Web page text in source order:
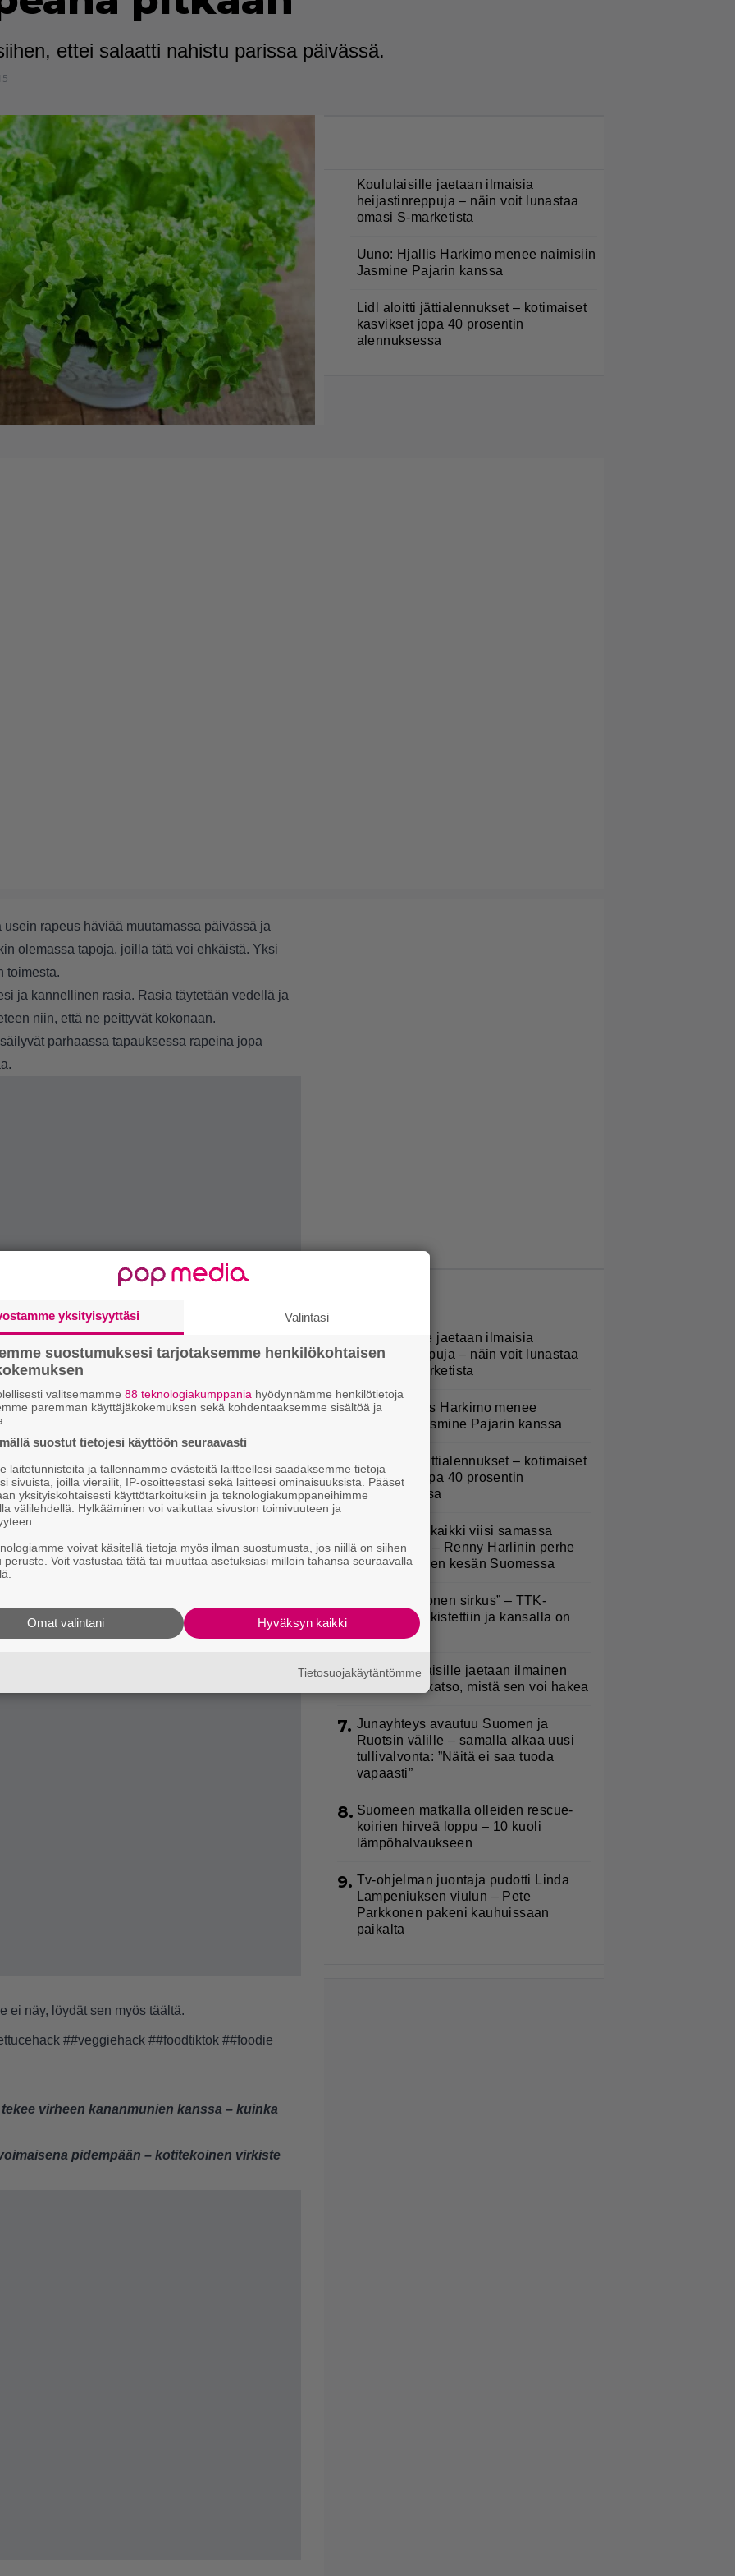
ettei salaatti nahistu parissa päivässä.
Koululaisille jaetaan ilmaisia
heijastinreppuja – näin voit lunastaa
omasi S-marketista
Uuno: Hjallis Harkimo menee naimisiin
Jasmine Pajarin kanssa
Lidl aloitti jättialennukset – kotimaiset
kasvikset jopa 40 prosentin
alennuksessa
rapeus häviää muutamassa päivässä ja
olemassa tapoja, joilla tätä voi ehkäistä. Yksi
toimesta.
ja kannellinen rasia. Rasia täytetään vedellä ja
niin, että ne peittyvät kokonaan.
parhaassa tapauksessa rapeina jopa
vaihtaa joka toinen päivä. Myös talouspaperin
sillä se auttaa kosteutta pysymään purkin
jotka ovat käyttäjän mukaan olleet rasiassa
rapeita. Video onkin saanut innostuneen
ei näy, löydät sen myös täältä.
##veggiehack ##foodtiktok ##foodie
virheen kananmunien kanssa – kuinka
pidempään – kotitekoinen virkiste
Koululaisille jaetaan ilmaisia
heijastinreppuja – näin voit lunastaa
omasi S-marketista
2. Uuno: Hjallis Harkimo menee
naimisiin Jasmine Pajarin kanssa
3.
Lidl aloitti jättialennukset – kotimaiset
kasvikset jopa 40 prosentin
alennuksessa
”Nukuimme kaikki viisi samassa
huoneessa” – Renny Harlinin perhe
vietti unelmien kesän Suomessa
5.
”Että semmonen sirkus” – TTK-
kilpailijat julkistettiin ja kansalla on
sanottavaa
6. Ekaluokkalaisille jaetaan ilmainen
kotiavain – katso, mistä sen voi hakea
7. Junayhteys avautuu Suomen ja
Ruotsin välille – samalla alkaa uusi
tullivalvonta: ”Näitä ei saa tuoda
vapaasti”
8. Suomeen matkalla olleiden rescue-
koirien hirveä loppu – 10 kuoli
lämpöhalvaukseen
9. Tv-ohjelman juontaja pudotti Linda
Lampeniuksen viulun – Pete
Parkkonen pakeni kauhuissaan
paikalta
yksityisyyttäsi Valintasi
suostumuksesi tarjotaksemme henkilökohtaisen
valitsemamme 88 teknologiakumppania hyödynnämme henkilötietoja
paremman käyttäjäkokemuksen sekä kohdentaaksemme sisältöä ja
suostut tietojesi käyttöön seuraavasti
laitetunnisteita ja tallennamme evästeitä laitteellesi saadaksemme tietoja
sivuista, joilla vierailit, IP-osoitteestasi sekä laitteesi ominaisuuksista. Pääset
yksityiskohtaisesti käyttötarkoituksiin ja teknologiakumppaneihimme
välilehdellä. Hylkääminen voi vaikuttaa sivuston toimivuuteen ja
voivat käsitellä tietoja myös ilman suostumusta, jos niillä on siihen
peruste. Voit vastustaa tätä tai muuttaa asetuksiasi milloin tahansa seuraavalla
Hyväksyn kaikki
Omat valintani
Tietosuojakäytäntömme